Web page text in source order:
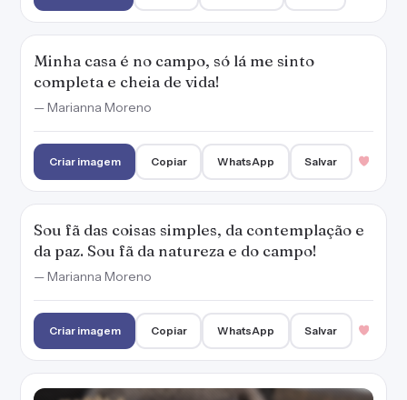
Minha casa é no campo, só lá me sinto
completa e cheia de vida!
— Marianna Moreno
Criar imagem Copiar WhatsApp Salvar
Sou fã das coisas simples, da contemplação e
da paz. Sou fã da natureza e do campo!
— Marianna Moreno
Criar imagem Copiar WhatsApp Salvar